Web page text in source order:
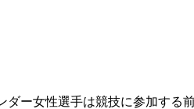
ー女性選手は競技に参加す